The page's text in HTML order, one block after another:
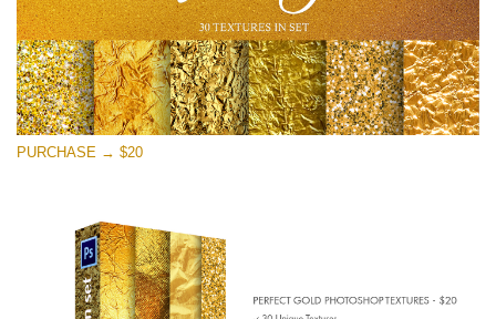
Entire Collection
(1783 Overlays)
Large 6000*4000px
무료 다운로드
PURCHASE → $20